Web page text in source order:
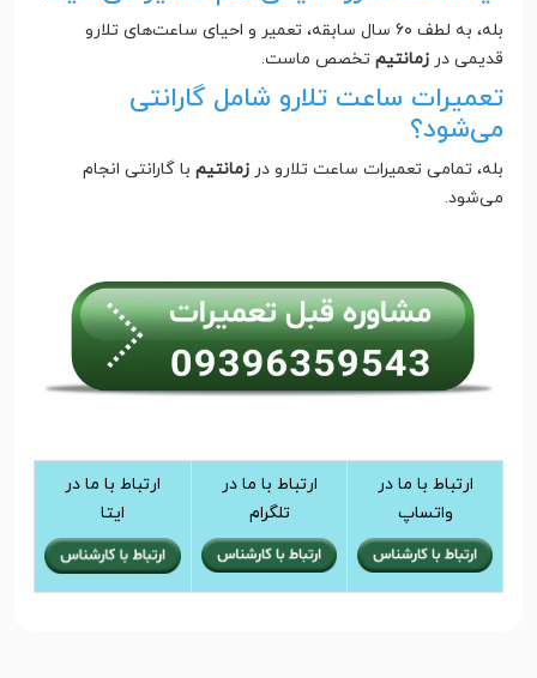
بله، به لطف ۶۰ سال سابقه، تعمیر و احیای ساعت‌های تلارو
قدیمی در زمانتیم تخصص ماست.
تعمیرات ساعت تلارو شامل گارانتی
می‌شود؟
بله، تمامی تعمیرات ساعت تلارو در زمانتیم با گارانتی انجام
می‌شود.
ارتباط با ما در
واتساپ
ارتباط با ما در
تلگرام
ارتباط با ما در
ایتا